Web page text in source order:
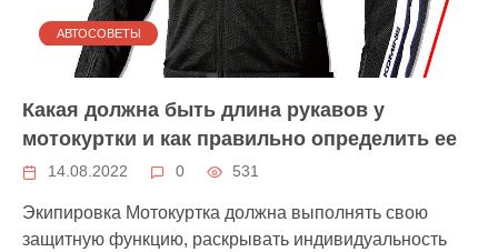
АВТОСОВЕТЫ
Какая должна быть длина рукавов у
мотокуртки и как правильно определить ее
14.08.2022 0 531
Экипировка Мотокуртка должна выполнять свою
защитную функцию, раскрывать индивидуальность